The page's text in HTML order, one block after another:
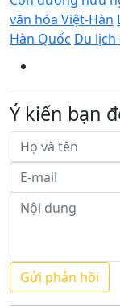
văn hóa Việt-Hàn
Hàn Quốc Du lịch
Ý kiến bạn